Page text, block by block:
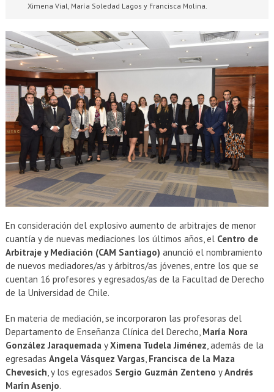
Ximena Vial, María Soledad Lagos y Francisca Molina.
En consideración del explosivo aumento de arbitrajes de menor
cuantía y de nuevas mediaciones los últimos años, el Centro de
Arbitraje y Mediación (CAM Santiago) anunció el nombramiento
de nuevos mediadores/as y árbitros/as jóvenes, entre los que se
cuentan 16 profesores y egresados/as de la Facultad de Derecho
de la Universidad de Chile.
En materia de mediación, se incorporaron las profesoras del
Departamento de Enseñanza Clínica del Derecho, María Nora
González Jaraquemada yXimena Tudela Jiménez , además de la
egresadas Angela Vásquez Vargas Francisca de la Maza
Chevesich , y los egresados Sergio Guzmán Zenteno yAndrés
Marín Asenjo.